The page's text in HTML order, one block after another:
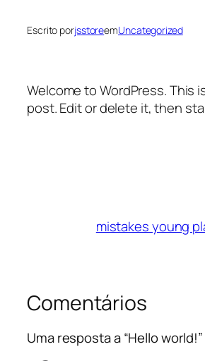
Escrito porjsstoreemUncategorized
Welcome to WordPress. This
post. Edit or delete it, then
mistakes young
Comentários
Uma resposta a “Hello world!”